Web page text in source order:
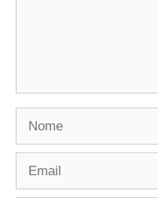
Nome
Email